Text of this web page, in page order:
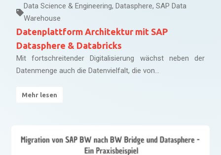
Data Science & Engineering, Datasphere, SAP Data
Warehouse
Datenplattform Architektur mit SAP
Datasphere & Databricks
Mit fortschreitender Digitalisierung wächst neben der
Datenmenge auch die Datenvielfalt, die von...
Mehr lesen